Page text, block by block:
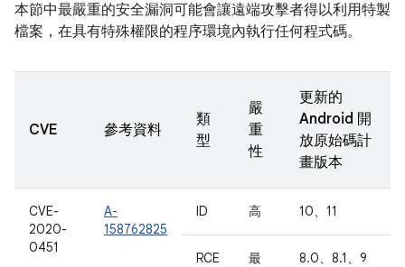
本節中最嚴重的安全漏洞可能會讓遠端攻擊者得以利用特製
檔案，在具有特殊權限的程序環境內執行任何程式碼。
CVE 參考資料
類
型
嚴
重
性
更新的
Android 開
放原始碼計
畫版本
CVE-
2020-
0451
A-
158762825
ID 高 10、11
RCE
最
8.0、8.1、9